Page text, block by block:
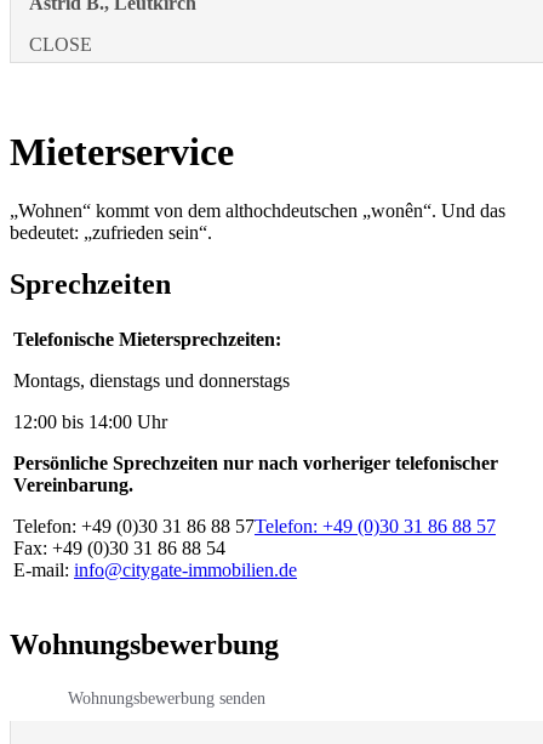
CLOSE
Mieterservice
„Wohnen“ kommt von dem althochdeutschen „wonên“. Und das
bedeutet: „zufrieden sein“.
Sprechzeiten
Telefonische Mietersprechzeiten:
Montags, dienstags und donnerstags
12:00 bis 14:00 Uhr
Persönliche Sprechzeiten nur nach vorheriger telefonischer
Vereinbarung.
Telefon: +49 (0)30 31 86 88 57Telefon: +49 (0)30 31 86 88 57
Fax: +49 (0)30 31 86 88 54
E-mail: info@citygate-immobilien.de
Wohnungsbewerbung
Wohnungsbewerbung senden